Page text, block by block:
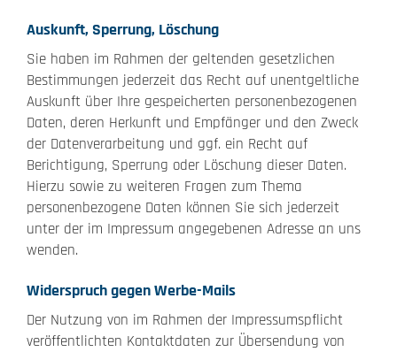
Auskunft, Sperrung, Löschung
Sie haben im Rahmen der geltenden gesetzlichen
Bestimmungen jederzeit das Recht auf unentgeltliche
Auskunft über Ihre gespeicherten personenbezogenen
Daten, deren Herkunft und Empfänger und den Zweck
der Datenverarbeitung und ggf. ein Recht auf
Berichtigung, Sperrung oder Löschung dieser Daten.
Hierzu sowie zu weiteren Fragen zum Thema
personenbezogene Daten können Sie sich jederzeit
unter der im Impressum angegebenen Adresse an uns
wenden.
Widerspruch gegen Werbe-Mails
Der Nutzung von im Rahmen der Impressumspflicht
veröffentlichten Kontaktdaten zur Übersendung von